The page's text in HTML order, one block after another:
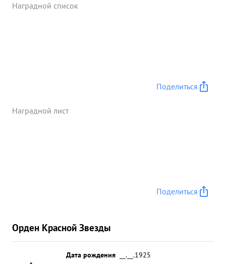
Наградной список
Поделиться
Наградной лист
Поделиться
Орден Красной Звезды
Дата рождения
__.__.1925